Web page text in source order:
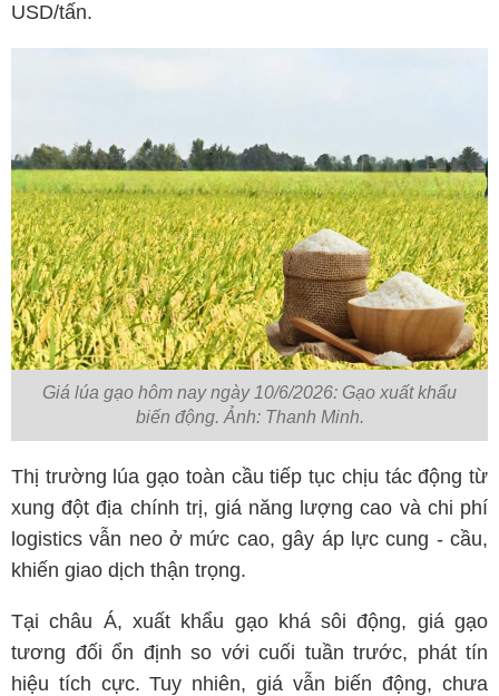
USD/tấn.
Giá lúa gạo hôm nay ngày 10/6/2026: Gạo xuất khẩu
biến động. Ảnh: Thanh Minh.
Thị trường lúa gạo toàn cầu tiếp tục chịu tác động từ
xung đột địa chính trị, giá năng lượng cao và chi phí
logistics vẫn neo ở mức cao, gây áp lực cung - cầu,
khiến giao dịch thận trọng.
Tại châu Á, xuất khẩu gạo khá sôi động, giá gạo
tương đối ổn định so với cuối tuần trước, phát tín
hiệu tích cực. Tuy nhiên, giá vẫn biến động, chưa